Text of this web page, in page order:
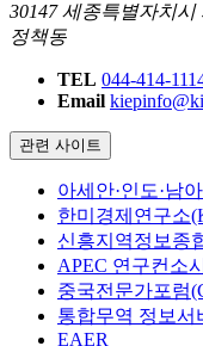
30147 세종특별자치
정책동
TEL 044-414-
Email
관련 사이트
아세안·인도·남
한미경제연구소
신흥지역정보종
APEC 연구컨소
중국전문가포럼
통합무역 정보서
EAER